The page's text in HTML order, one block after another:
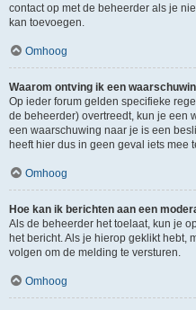
contact op met de beheerder als je
kan toevoegen.
Omhoog
Waarom ontving ik een
Op ieder forum gelden specifieke
de beheerder) overtreedt, kun je een
een waarschuwing naar je is een
heeft hier dus in geen geval iets mee
Omhoog
Hoe kan ik berichten aan een
Als de beheerder het toelaat, kun je
het bericht. Als je hierop geklikt hebt,
volgen om de melding te versturen.
Omhoog